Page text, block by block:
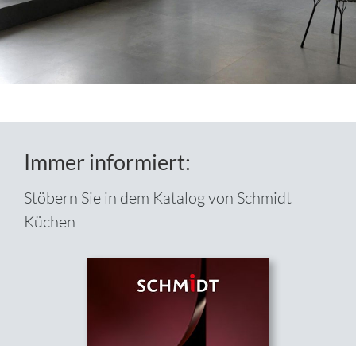
Immer informiert:
Stöbern Sie in dem Katalog von Schmidt
Küchen